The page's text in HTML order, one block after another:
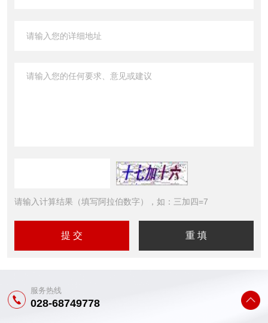
请输入计算结果（填写阿拉伯数字），如：三加四=7
服务热线
028-68749778